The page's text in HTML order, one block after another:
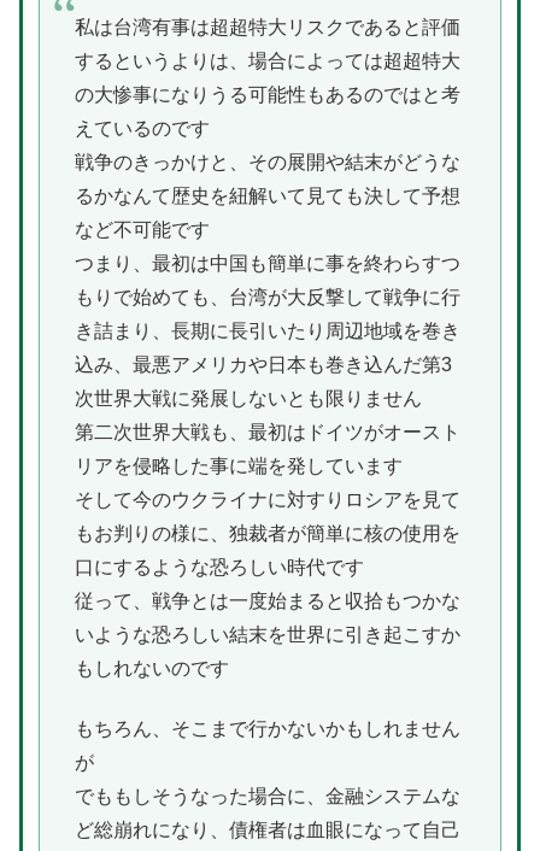
私は台湾有事は超超特大リスクであると評価
するというよりは、場合によっては超超特大
の大惨事になりうる可能性もあるのではと考
えているのです
戦争のきっかけと、その展開や結末がどうな
るかなんて歴史を紐解いて見ても決して予想
など不可能です
つまり、最初は中国も簡単に事を終わらすつ
もりで始めても、台湾が大反撃して戦争に行
き詰まり、長期に長引いたり周辺地域を巻き
込み、最悪アメリカや日本も巻き込んだ第3
次世界大戦に発展しないとも限りません
第二次世界大戦も、最初はドイツがオースト
リアを侵略した事に端を発しています
そして今のウクライナに対すりロシアを見て
もお判りの様に、独裁者が簡単に核の使用を
口にするような恐ろしい時代です
従って、戦争とは一度始まると収拾もつかな
いような恐ろしい結末を世界に引き起こすか
もしれないのです
もちろん、そこまで行かないかもしれません
が
でももしそうなった場合に、金融システムな
ど総崩れになり、債権者は血眼になって自己